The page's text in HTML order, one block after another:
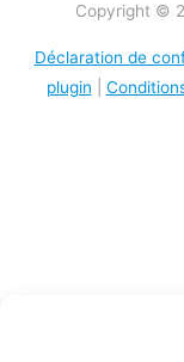
Copyright ©
Déclaration de
plugin